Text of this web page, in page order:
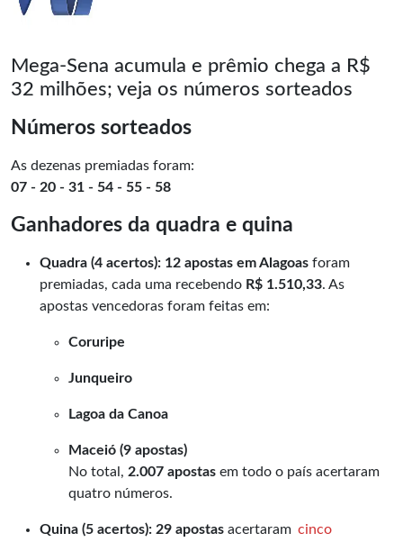
Mega-Sena acumula e prêmio chega a R$
32 milhões; veja os números sorteados
Números sorteados
As dezenas premiadas foram:
07 - 20 - 31 - 54 - 55 - 58
Ganhadores da quadra e quina
Quadra (4 acertos): 12 apostas em Alagoas foram
premiadas, cada uma recebendo R$ 1.510,33. As
apostas vencedoras foram feitas em:
Coruripe
Junqueiro
Lagoa da Canoa
Maceió (9 apostas)
No total, 2.007 apostas em todo o país acertaram
quatro números.
Quina (5 acertos): 29 apostas acertaram cinco